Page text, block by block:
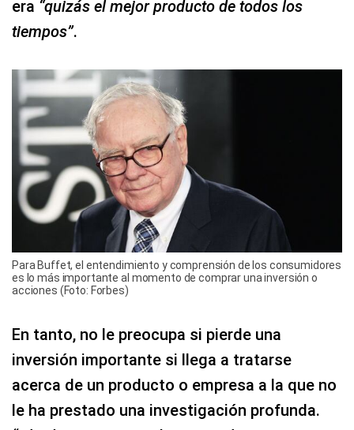
era “quizás el mejor producto de todos los
tiempos”.
Para Buffet, el entendimiento y comprensión de los consumidores
es lo más importante al momento de comprar una inversión o
acciones (Foto: Forbes)
En tanto, no le preocupa si pierde una
inversión importante si llega a tratarse
acerca de un producto o empresa a la que no
le ha prestado una investigación profunda.